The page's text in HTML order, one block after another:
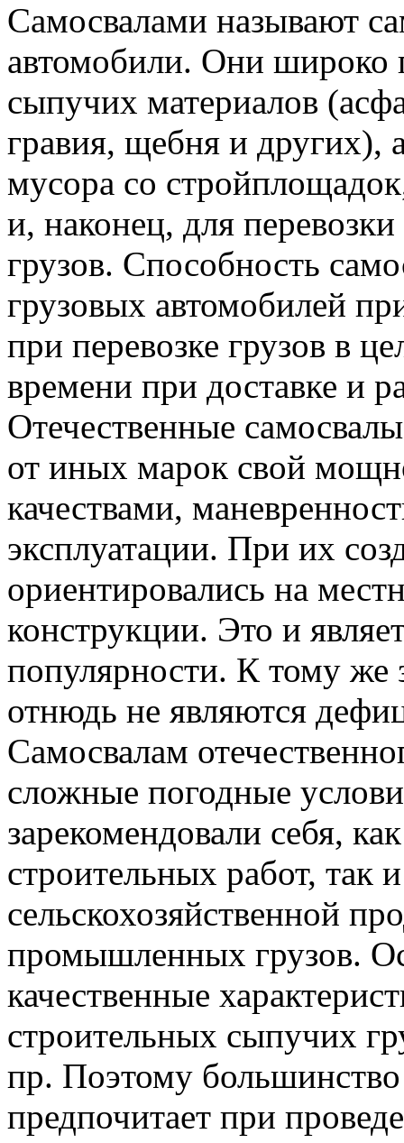
Самосвалами называют
автомобили. Они широко
сыпучих материалов
гравия, щебня и других),
мусора со
и, наконец, для
грузов. Способность
грузовых автомобилей
при перевозке грузов в
времени при доставке и
Отечественные
от иных марок свой
качествами,
эксплуатации. При их
ориентировались на
конструкции. Это и
популярности. К тому же
отнюдь не являются
Самосвалам
сложные погодные
зарекомендовали себя,
строительных работ, так
сельскохозяйственной
промышленных грузов.
качественные
строительных сыпучих
пр. Поэтому
предпочитает при